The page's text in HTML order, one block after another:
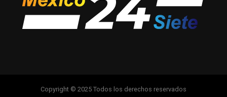
Copyright © 2025 Todos los derechos reservados